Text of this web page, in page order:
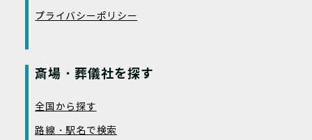
プライバシーポリシー
斎場・葬儀社を探す
全国から探す
路線・駅名で検索